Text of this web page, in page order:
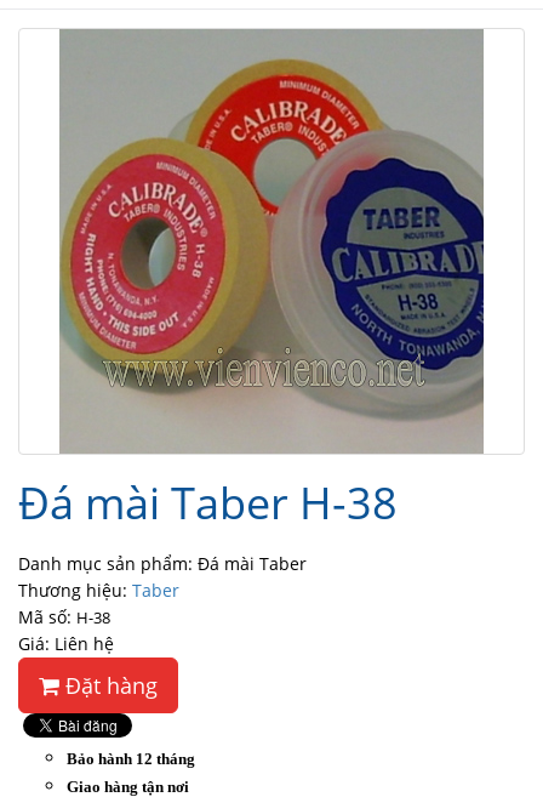
Đá mài Taber H-38
Danh mục sản phẩm: Đá mài Taber
Thương hiệu: Taber
Mã số: H-38
Giá: Liên hệ
Đặt hàng
Bảo hành 12 tháng
Giao hàng tận nơi